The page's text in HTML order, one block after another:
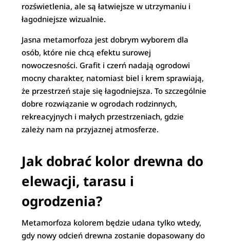
rozświetlenia, ale są łatwiejsze w utrzymaniu i
łagodniejsze wizualnie.
Jasna metamorfoza jest dobrym wyborem dla
osób, które nie chcą efektu surowej
nowoczesności. Grafit i czerń nadają ogrodowi
mocny charakter, natomiast biel i krem sprawiają,
że przestrzeń staje się łagodniejsza. To szczególnie
dobre rozwiązanie w ogrodach rodzinnych,
rekreacyjnych i małych przestrzeniach, gdzie
zależy nam na przyjaznej atmosferze.
Jak dobrać kolor drewna do
elewacji, tarasu i
ogrodzenia?
Metamorfoza kolorem będzie udana tylko wtedy,
gdy nowy odcień drewna zostanie dopasowany do